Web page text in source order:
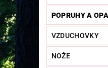
POPRUHY A
VZDUCHOVKY
NOŽE